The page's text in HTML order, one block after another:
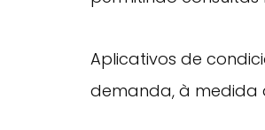
Aplicativos de
demanda, à medida